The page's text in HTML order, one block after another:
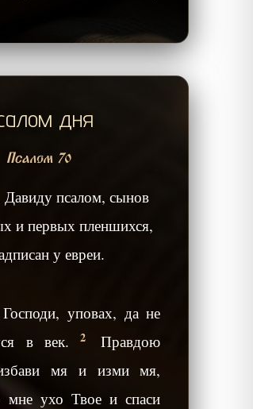
дня
Псалом 70
псалом, сынов
и первых пленшихся,
у евреи.
уповах, да не
в век.2
Правдою
мя и изми мя,
мне ухо Твое и спаси